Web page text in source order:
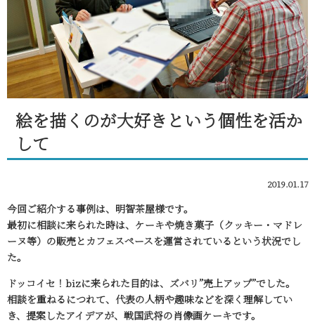
絵を描くのが大好きという個性を活か
して
2019.01.17
今回ご紹介する事例は、明智茶屋様です。
最初に相談に来られた時は、ケーキや焼き菓子（クッキー・マドレ
ーヌ等）の販売とカフェスペースを運営されているという状況でし
た。
ドッコイセ！bizに来られた目的は、ズバリ”売上アップ”でした。
相談を重ねるにつれて、代表の人柄や趣味などを深く理解してい
き、提案したアイデアが、戦国武将の肖像画ケーキです。